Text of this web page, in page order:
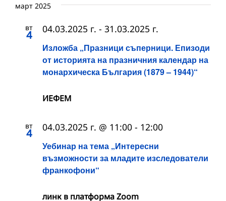
март 2025
вт
4
Изложба „Празници съперници. Епизоди
от историята на празничния календар на
монархическа България (1879 – 1944)“
04.03.2025 г. - 31.03.2025 г.
ИЕФЕМ
вт
4
Уебинар на тема „Интересни
възможности за младите изследователи
франкофони“
04.03.2025 г. @ 11:00 - 12:00
линк в платформа Zoom